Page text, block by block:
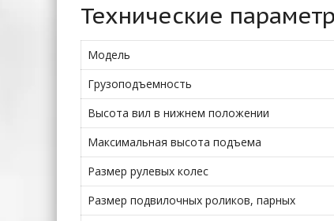
Технические
Модель
Грузоподъемность
Высота вил в нижнем положении
Максимальная высота подъема
Размер рулевых колес
Размер подвилочных роликов, парных